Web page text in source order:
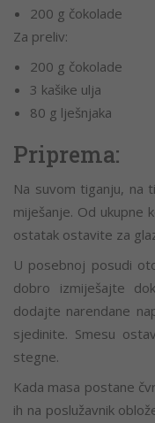
200 g čokolade
Za preliv:
200 g čokolade
3 kašike ulja
80 g lješnjaka
Priprema:
Na suvom tiganju, na
miješanje. Od ukupne
ostatak ostavite za
U posebnoj posudi
dobro izmiješajte
dodajte narendane
sjedinite. Smesu
stegne.
Kada masa postane
ih na poslužavnik